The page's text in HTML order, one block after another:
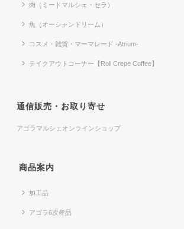
肉（ミートマルシェ・セラ）
魚（オーシャンドリーム）
コスメ・雑貨・マーマレード -Atrium-
テイクアウトコーナー【Roll Crepe Coffee】
通信販売・お取り寄せ
アゴラマルシェオンラインショップ
商品案内
加工品
アゴラ6次産品